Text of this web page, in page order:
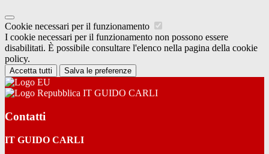
Cookie necessari per il funzionamento
I cookie necessari per il funzionamento non possono essere
disabilitati. È possibile consultare l'elenco nella pagina della cookie
policy.
Accetta tutti Salva le preferenze
IT GUIDO CARLI
Contatti
IT GUIDO CARLI